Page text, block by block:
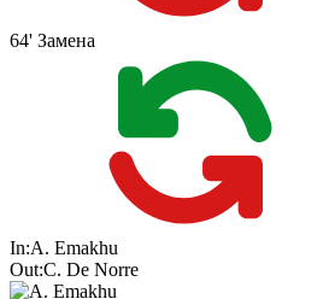
64' Замена
In:A. Emakhu
Out:C. De Norre